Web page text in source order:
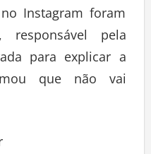
Instagram foram
responsável pela
para explicar a
que não vai